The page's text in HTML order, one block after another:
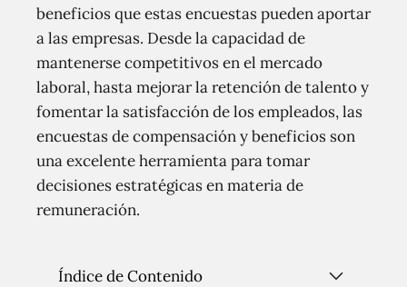
beneficios que estas encuestas pueden aportar
a las empresas. Desde la capacidad de
mantenerse competitivos en el mercado
laboral, hasta mejorar la retención de talento y
fomentar la satisfacción de los empleados, las
encuestas de compensación y beneficios son
una excelente herramienta para tomar
decisiones estratégicas en materia de
remuneración.
Índice de Contenido